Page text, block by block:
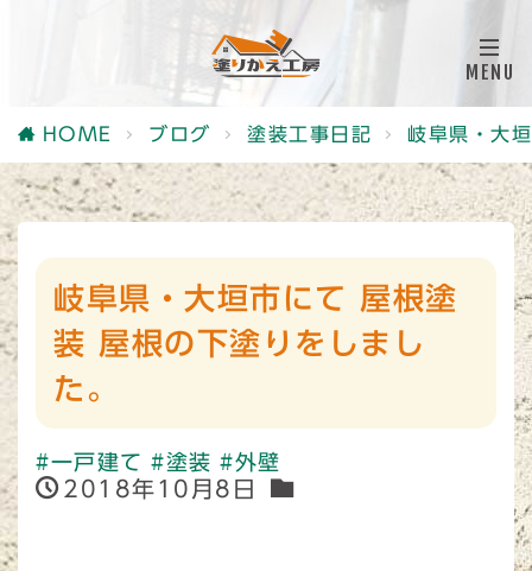
HOME ブログ 塗装工事日記 岐阜県・大
岐阜県・大垣市にて 屋根塗
装 屋根の下塗りをしまし
た。
#一戸建て #塗装 #外壁
2018年10月8日